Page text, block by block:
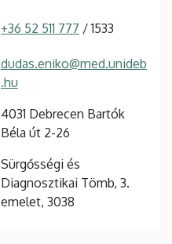
+36 52 511 777 / 1533
dudas.eniko@med.unideb
.hu
4031 Debrecen Bartók
Béla út 2-26
Sürgősségi és
Diagnosztikai Tömb, 3.
emelet, 3038